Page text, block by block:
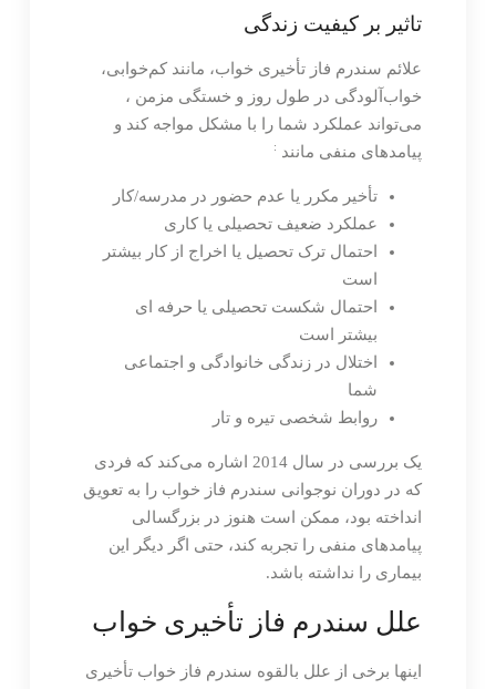
تاثیر بر کیفیت زندگی
علائم سندرم فاز تأخیری خواب، مانند کم‌خوابی،
خواب‌آلودگی در طول روز و خستگی مزمن ،
می‌تواند عملکرد شما را با مشکل مواجه کند و
پیامدهای منفی مانند :
تأخیر مکرر یا عدم حضور در مدرسه/کار
عملکرد ضعیف تحصیلی یا کاری
احتمال ترک تحصیل یا اخراج از کار بیشتر
است
احتمال شکست تحصیلی یا حرفه ای
بیشتر است
اختلال در زندگی خانوادگی و اجتماعی
شما
روابط شخصی تیره و تار
یک بررسی در سال 2014 اشاره می‌کند که فردی
که در دوران نوجوانی سندرم فاز خواب را به تعویق
انداخته بود، ممکن است هنوز در بزرگسالی
پیامدهای منفی را تجربه کند، حتی اگر دیگر این
بیماری را نداشته باشد.
علل سندرم فاز تأخیری خواب
اینها برخی از علل بالقوه سندرم فاز خواب تأخیری